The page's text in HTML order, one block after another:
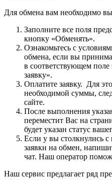
Для обмена вам необходимо
Заполните все поля
кнопку «Обменять».
Ознакомьтесь с
обмена, если вы
в соответствующем
заявку».
Оплатите заявку. Для
необходимой суммы,
сайте.
После выполнения
переместит Вас на
будет указан статус
Если у вы столкнулись
заявки на обмен,
чат. Наш оператор
Наш сервис предлагает ряд